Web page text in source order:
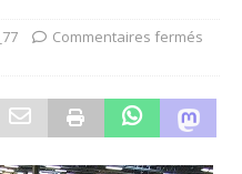
Commentaires fermés